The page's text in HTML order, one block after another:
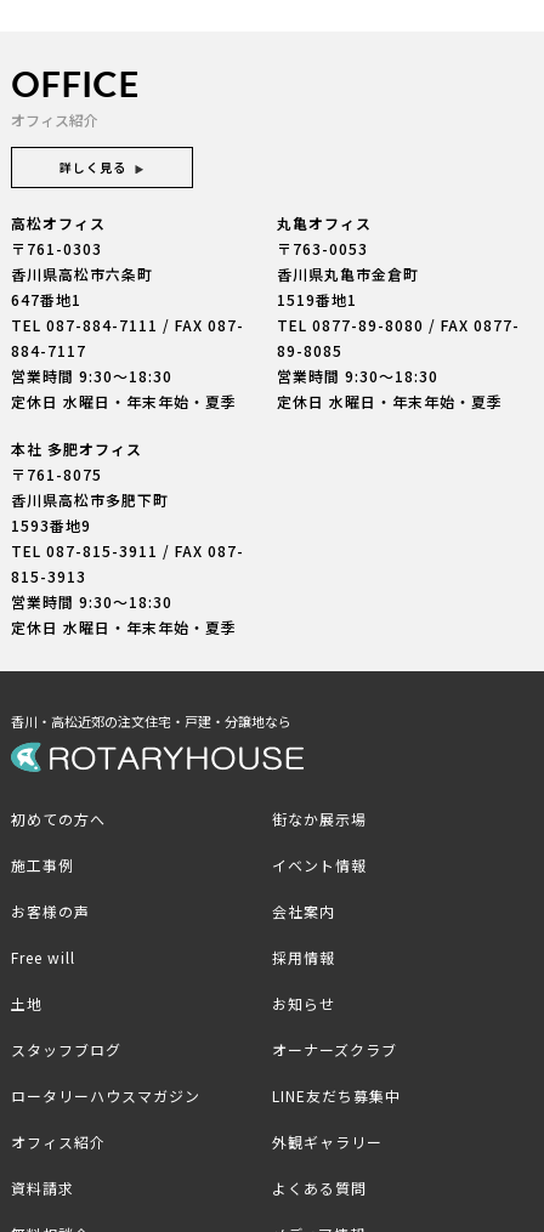
OFFICE
オフィス紹介
詳しく見る
高松オフィス
〒761-0303
香川県高松市六条町
647番地1
TEL 087-884-7111 / FAX 087-
884-7117
営業時間 9:30〜18:30
定休日 水曜日・年末年始・夏季
丸亀オフィス
〒763-0053
香川県丸亀市金倉町
1519番地1
TEL0877-89-8080 / FAX 0877-
89-8085
営業時間 9:30〜18:30
定休日 水曜日・年末年始・夏季
本社 多肥オフィス
〒761-8075
香川県高松市多肥下町
1593番地9
TEL 087-815-3911 / FAX 087-
815-3913
営業時間 9:30〜18:30
定休日 水曜日・年末年始・夏季
香川・高松近郊の注文住宅・戸建・分譲地なら
初めての方へ
施工事例
お客様の声
Free will
土地
街なか展示場
イベント情報
会社案内
採用情報
お知らせ
スタッフブログ
ロータリーハウスマガジン
オフィス紹介
資料請求
オーナーズクラブ
LINE友だち募集中
外観ギャラリー
よくある質問